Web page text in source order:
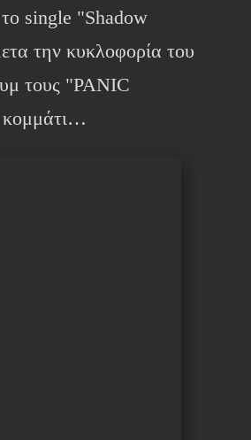
single "Shadow
την κυκλοφορία του
τους "PANIC